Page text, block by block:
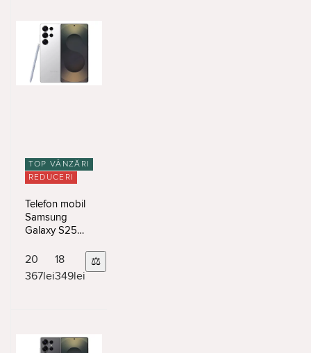
TOP VÂNZĂRI
REDUCERI
Telefon mobil
Samsung
Galaxy S25
12/256Gb
Titanium White
Silver
20
367lei
18
349lei
⚖